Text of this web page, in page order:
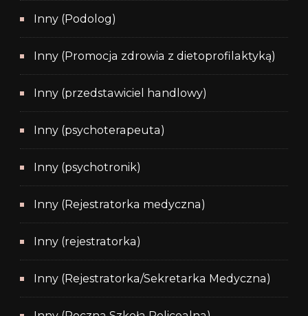
Inny (Podolog)
Inny (Promocja zdrowia z dietoprofilaktyką)
Inny (przedstawiciel handlowy)
Inny (psychoterapeuta)
Inny (psychotronik)
Inny (Rejestratorka medyczna)
Inny (rejestratorka)
Inny (Rejestratorka/Sekretarka Medyczna)